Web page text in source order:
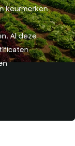
keurmerken
Al deze